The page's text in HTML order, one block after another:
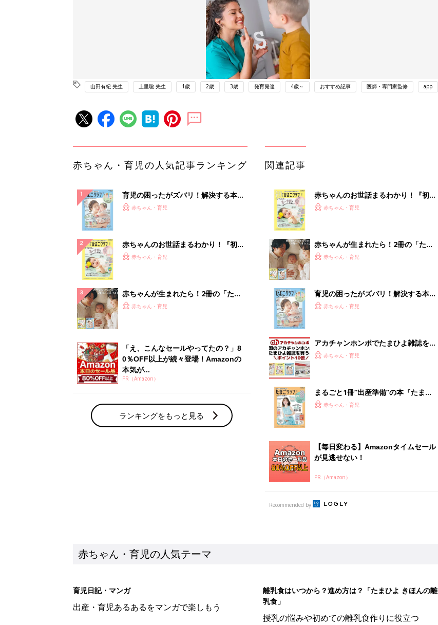
山田有紀 先生 上里聡 先生 1歳 2歳 3歳 発育発達 4歳～ おすすめ記事 医師・専門家監修 app
赤ちゃん・育児の人気記事ランキング
育児の困ったがズバリ！解決する本
『ひよこクラブ 夏号』 4カ月～2才
赤ちゃん・育児
赤ちゃんのお世話まるわかり！『初め
てのひよこクラブ 夏号』〈巻頭大特
赤ちゃん・育児
赤ちゃんが生まれたら！2冊の「たま
ひよ」
赤ちゃん・育児
「え、こんなセールやってたの？」8
0％OFF以上が続々登場！Amazonの
本気が...
PR（Amazon）
ランキングをもっと見る
関連記事
赤ちゃんのお世話まるわかり！『初め
てのひよこクラブ 夏号』〈巻頭大特
赤ちゃん・育児
赤ちゃんが生まれたら！2冊の「たま
ひよ」
赤ちゃん・育児
育児の困ったがズバリ！解決する本
『ひよこクラブ 夏号』 4カ月～2才
赤ちゃん・育児
アカチャンホンポでたまひよ雑誌を買
うとポイント10倍【期間限定】
赤ちゃん・育児
まるごと1冊“出産準備”の本『たまご
クラブ 夏号』〈スペシャル大特集〉
赤ちゃん・育児
【毎日変わる】Amazonタイムセール
が見逃せない！
PR（Amazon）
Recommended by
赤ちゃん・育児の人気テーマ
育児日記・マンガ
出産・育児あるあるをマンガで楽しもう
離乳食はいつから？進め方は？「たまひよ きほんの離
乳食」
授乳の悩みや初めての離乳食作りに役立つ